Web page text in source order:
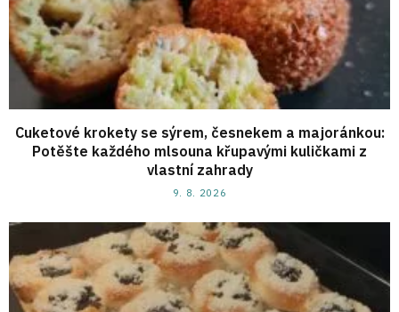
Cuketové krokety se sýrem, česnekem a majoránkou:
Potěšte každého mlsouna křupavými kuličkami z
vlastní zahrady
9. 8. 2026